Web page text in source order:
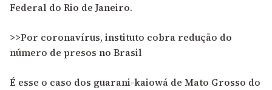
Federal do Rio de Janeiro.
>>Por coronavírus, instituto cobra redução do
número de presos no Brasil
É esse o caso dos guarani-kaiowá de Mato Grosso do